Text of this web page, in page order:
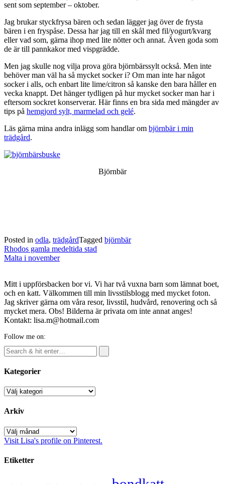
sent som september – oktober.
Jag brukar styckfrysa bären och sedan lägger jag över de frysta
bären i en fryspåse. Dessa har jag till en skål med fil/yogurt/kvarg
eller vad som, gärna ihop med lite nötter och annat. Även goda som
de är till pannkakor med vispgrädde.
Men jag skulle nog vilja prova göra björnbärssylt också. Men inte
behöver man väl ha så mycket socker i? Om man inte har något
socker i alls, och enbart lite lime/citron så kanske den bara håller en
vecka knappt. Det hänger tydligen på hur mycket socker man har i
eftersom sockret konserverar. Här finns en bra sida med mängder av
tips på hemgjord sylt, marmelad och gelé.
Läs gärna mina andra inlägg som handlar om björnbär i min
trädgård.
Björnbär
Posted in odla, trädgårdTagged björnbär
Post
navigation
Rhodos gamla medeltida stad
Malta i november
Mitt i uppförsbacken bor vi. Vi har två vuxna barn som lämnat boet,
och en katt. Välkommen till min livsstilsblogg med mycket foton.
Jag skriver gärna om våra resor, livsstil, hudvård, renovering och så
mycket mera. Obs! Bilderna är privata om inte annat anges!
Kontakt: lisa.m@hotmail.com
Follow me on:
Kategorier
Kategorier
Arkiv
Arkiv
Visit Lisa's profile on Pinterest.
Etiketter